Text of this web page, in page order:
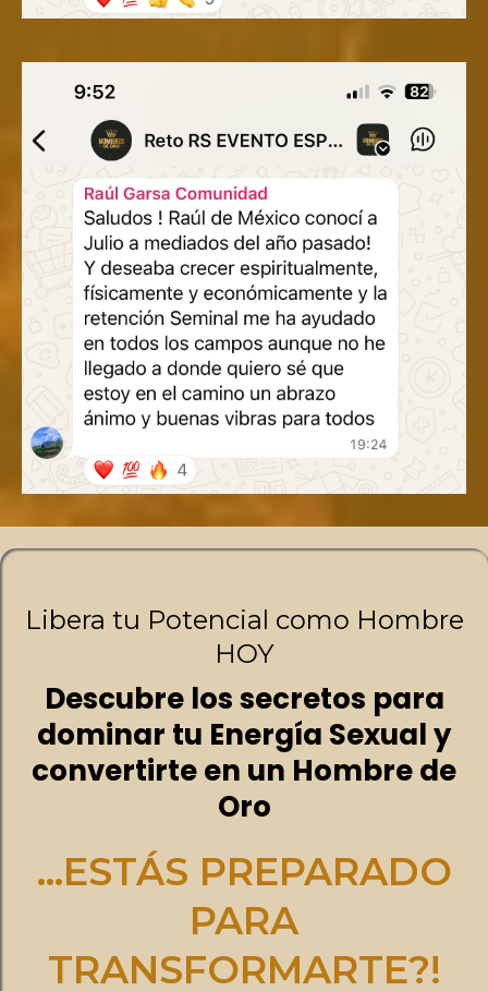
Libera tu Potencial como Hombre
HOY
Descubre los secretos para
dominar tu Energía Sexual y
convertirte en un Hombre de
Oro
...ESTÁS PREPARADO
PARA
TRANSFORMARTE?!